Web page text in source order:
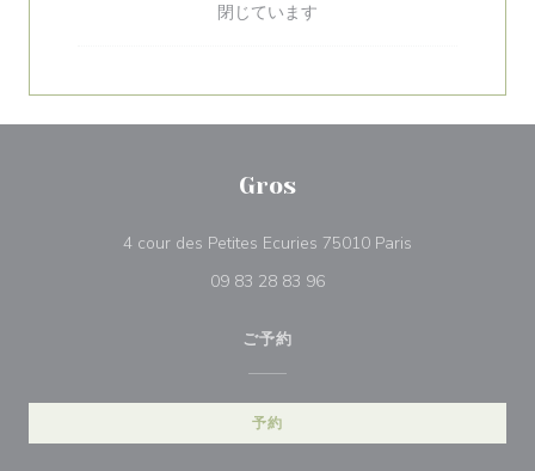
閉じています
Gros
4 cour des Petites Ecuries 75010 Paris
09 83 28 83 96
ご予約
予約